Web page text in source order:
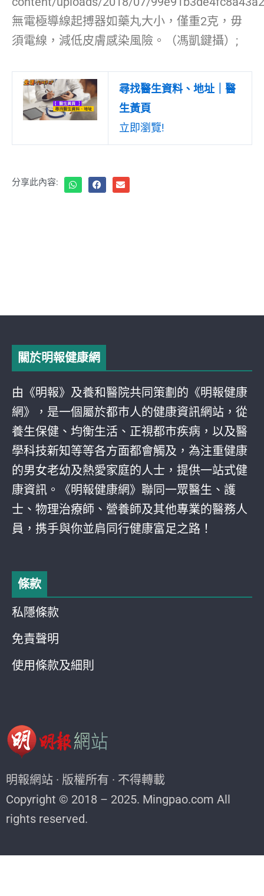
無電極導線起搏器如藥丸大小，僅重2克，毋
須電線，減低皮膚感染風險。（馮凱鍵攝）;
尋找醫生資料、地址｜醫
生黃頁
立即瀏覽!
分享此內容:
關於明報健康網
由《明報》及養和醫院共同策劃的《明報健康
網》，是一個屬於都巿人的健康資訊網站，從
養生保健、均衡生活、正視都巿疾病，以及醫
學科技新知等等各方面都會觸及，為注重健康
的男女老幼及熱愛家庭的人士，提供一站式健
康資訊。《明報健康網》聯同一眾醫生、護
士、物理治療師、營養師及其他專業的醫務人
員，携手與你並肩同行健康富足之路！
條款
私隱條款
免責聲明
使用條款及細則
明報網站 · 版權所有 · 不得轉載
Copyright © 2018 – 2025. Mingpao.com All
rights reserved.